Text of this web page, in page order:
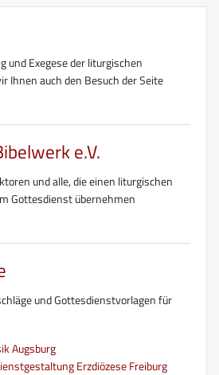
und Exegese der liturgischen
Ihnen auch den Besuch der Seite
e.V.
und alle, die einen liturgischen
Gottesdienst übernehmen
und Gottesdienstvorlagen für
Augsburg
Erzdiözese Freiburg